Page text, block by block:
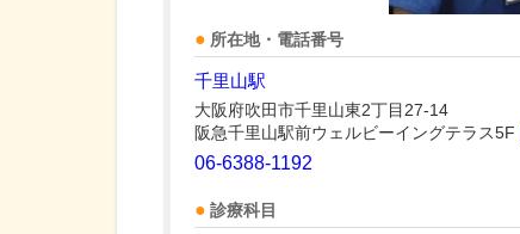
所在地・電話番号
千里山駅
大阪府吹田市千里山東2丁目27-14
阪急千里山駅前ウェルビーイングテラス5F
06-6388-1192
診療科目